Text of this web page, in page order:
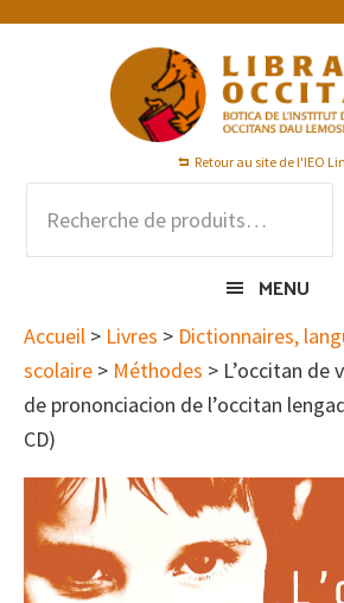
Passer
Passer
Passer
Retour au site de l'IEO
pour :
MENU
Accueil > Livres > Dictionnaires,
scolaire > Méthodes > L’occitan de
de prononciacion de l’occitan
CD)